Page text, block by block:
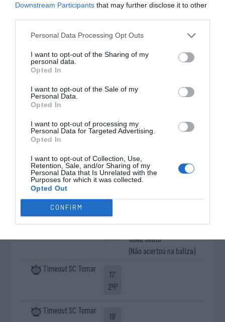
Downstream Participants that may further disclose it to other
Personal Data Processing Opt Outs
I want to opt-out of the Sharing of my
personal data.
Opted In
I want to opt-out of the Sale of my
Personal Data.
Opted In
I want to opt-out of processing my
Personal Data for Targeted Advertising.
Opted In
I want to opt-out of Collection, Use,
Retention, Sale, and/or Sharing of my
Personal Data that Is Unrelated with the
Purposes for which it was collected.
Opted Out
CONFIRM
Fim da 1ª parte.
Cinco inicial
68 - António Marante ®
3 - Guilherme Silva
18 - Filipe Almeida
74 - Pedro Martins
79 - Alexandre Marques
Início
Cinco inicial
61 - André Girão ®
7 - Rafael Bessa
88 - Henrique Magalhães
99 - Gonzalo "Nolito"
Advertência verbal
Pedro Martins
5'
Advertência verbal
8'
1-2 Antonio "Toni"
Pérez
10ª falta de SC Tomar
14'
Livre direto falhado
João Souto
(Não acertou na baliza)
Timeout SC Tomar
17'
2ªP
Timeout SC Tomar
19'